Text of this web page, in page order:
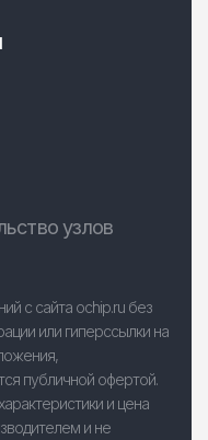
узлов
с сайта ochip.ru без
или гиперссылки на
публичной офертой.
и цена
и не